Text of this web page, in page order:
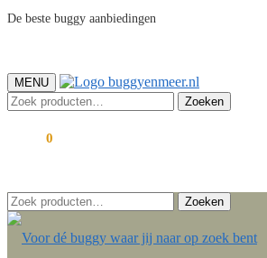
De beste buggy aanbiedingen
MENU
Zoeken
naar:
Zoeken
0
Zoeken
naar:
Zoeken